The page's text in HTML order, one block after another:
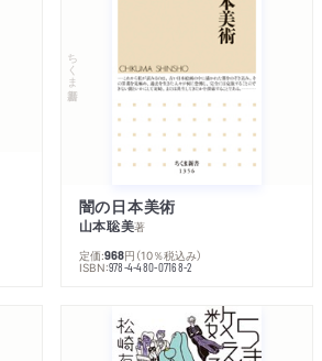
ちくま新書
闇の日本美術
山本聡美著
定価:968円 （10％税込み）
ISBN:978-4-480-07168-2